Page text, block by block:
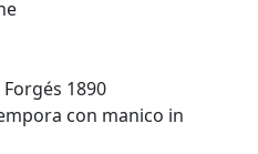
1890
con manico in